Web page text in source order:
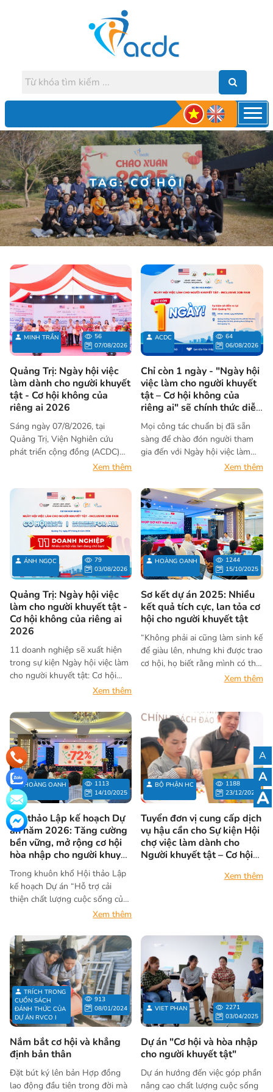
TAG: CƠ HỘI
MINH TRẦN
56
07/08/2026
Quảng Trị: Ngày hội việc
làm dành cho người khuyết
tật - Cơ hội không của
riêng ai 2026
Sáng ngày 07/8/2026, tại
Quảng Trị, Viện Nghiên cứu
phát triển cộng đồng (ACDC)
phối hợp cùng với Hội Người
Bảo trợ người khuyết tật và Bảo
vệ quyền trẻ em tỉnh và Trung
tâm Dịch vụ việc làm tổ chức sự
kiện “Ngày hội việc làm cho
người khuyết tật – Cơ hội không
của riêng ai” năm 2026.
Xem thêm
ACDC
64
06/08/2026
Chỉ còn 1 ngày - "Ngày hội
việc làm cho người khuyết
tật – Cơ hội không của
riêng ai" sẽ chính thức diễn
ra tại Quảng Trị
Mọi công tác chuẩn bị đã sẵn
sàng để chào đón người tham
gia đến với Ngày hội việc làm
cho người khuyết tật – Cơ hội
Xem thêm
ÁNH NGỌC
79
03/08/2026
Quảng Trị: Ngày hội việc
làm cho người khuyết tật -
Cơ hội không của riêng ai
2026
11 doanh nghiệp sẽ xuất hiện
trong sự kiện Ngày hội việc làm
cho người khuyết tật: Cơ hội
không của riêng ai 2026 tạiXem thêm
HOÀNG OANH
1244
15/10/2025
Sơ kết dự án 2025: Nhiều
kết quả tích cực, lan tỏa cơ
hội cho người khuyết tật
“Không phải ai cũng làm sinh kế
để giàu lên, nhưng khi được trao
cơ hội, họ biết rằng mình có thể
làm được – và đó chính là điều
Nghiên cứu phát triển cộng
đồng (ACDC).
Xem thêm
HOÀNG OANH
1113
14/10/2025
Hội thảo Lập kế hoạch Dự
án năm 2026: Tăng cường
bền vững, mở rộng cơ hội
hòa nhập cho người khuyết
tật
Trong khuôn khổ Hội thảo Lập
kế hoạch Dự án “Hỗ trợ cải
thiện chất lượng cuộc sống của
người khuyết tật tại các tỉnh bị
năm 2026, Tổ chức Humanity &
Inclusion đã cùng Sở y tế, các
đơn vị triển khai dự án và các
đối tác tại địa phương nhìn lại
những kết quả nổi bật trong
năm 2025 và thảo luận định
hướng cho giai đoạn tới. Hội
thảo có sự tham gia của Đại
diện Đại sứ quán Hoa Kỳ tại
Việt Nam, Lãnh đạo Sở Y tế tỉnh
Gia Lai, Đại diện Trung tâm
Hành động quốc gia khắc phục
Xem thêm
BỘ PHẬN HC
1188
23/12/2024
Tuyển đơn vị cung cấp dịch
vụ hậu cần cho Sự kiện Hội
chợ việc làm dành cho
Người khuyết tật – Cơ hội
Xem thêm
TRÍCH TRONG
CUỐN SÁCH
ĐÁNH THỨC CỦA
DỰ ÁN RVCO I
913
08/01/2024
Nắm bắt cơ hội và khẳng
định bản thân
Đặt bút ký lên bản Hợp đồng
lao động đầu tiên trong đời mà
VIET PHAN
2271
03/04/2025
Dự án "Cơ hội và hòa nhập
cho người khuyết tật"
Dự án hướng đến việc góp phần
nâng cao chất lượng cuộc sống
A
A
A